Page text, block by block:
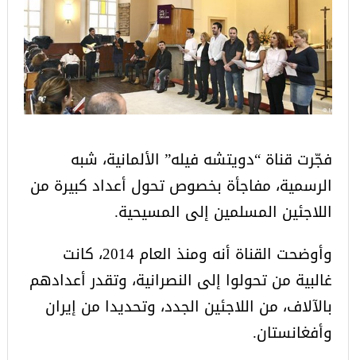
فجّرت قناة “دويتشه فيله” الألمانية، شبه
الرسمية، مفاجأة بخصوص تحول أعداد كبيرة من
اللاجئين المسلمين إلى المسيحية.
وأوضحت القناة أنه ومنذ العام 2014، كانت
غالبية من تحولوا إلى النصرانية، وتقدر أعدادهم
بالآلاف، من اللاجئين الجدد، وتحديدا من إيران
وأفغانستان.